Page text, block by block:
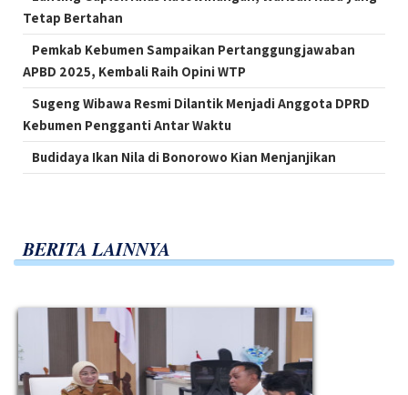
Tetap Bertahan
Pemkab Kebumen Sampaikan Pertanggungjawaban
APBD 2025, Kembali Raih Opini WTP
Sugeng Wibawa Resmi Dilantik Menjadi Anggota DPRD
Kebumen Pengganti Antar Waktu
Budidaya Ikan Nila di Bonorowo Kian Menjanjikan
BERITA LAINNYA